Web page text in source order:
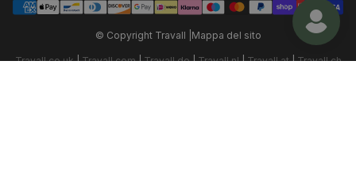
© Copyright Travall | Mappa del sito
Travall.co.uk|Travall.com|Travall.de|Travall.nl|Travall.at|Travall.ch